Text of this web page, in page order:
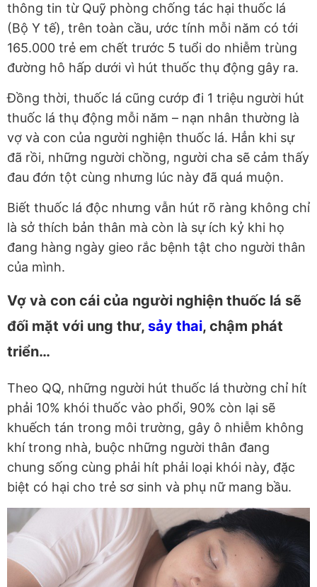
thông tin từ Quỹ phòng chống tác hại thuốc lá
(Bộ Y tế), trên toàn cầu, ước tính mỗi năm có tới
165.000 trẻ em chết trước 5 tuổi do nhiễm trùng
đường hô hấp dưới vì hút thuốc thụ động gây ra.
Đồng thời, thuốc lá cũng cướp đi 1 triệu người hút
thuốc lá thụ động mỗi năm – nạn nhân thường là
vợ và con của người nghiện thuốc lá. Hẳn khi sự
đã rồi, những người chồng, người cha sẽ cảm thấy
đau đớn tột cùng nhưng lúc này đã quá muộn.
Biết thuốc lá độc nhưng vẫn hút rõ ràng không chỉ
là sở thích bản thân mà còn là sự ích kỷ khi họ
đang hàng ngày gieo rắc bệnh tật cho người thân
của mình.
Vợ và con cái của người nghiện thuốc lá sẽ
đối mặt với ung thư, sảy thai, chậm phát
triển…
Theo QQ, những người hút thuốc lá thường chỉ hít
phải 10% khói thuốc vào phổi, 90% còn lại sẽ
khuếch tán trong môi trường, gây ô nhiễm không
khí trong nhà, buộc những người thân đang
chung sống cùng phải hít phải loại khói này, đặc
biệt có hại cho trẻ sơ sinh và phụ nữ mang bầu.